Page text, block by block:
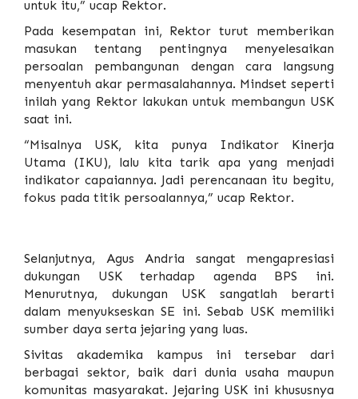
untuk itu,” ucap Rektor.
Pada kesempatan ini, Rektor turut memberikan
masukan tentang pentingnya menyelesaikan
persoalan pembangunan dengan cara langsung
menyentuh akar permasalahannya. Mindset seperti
inilah yang Rektor lakukan untuk membangun USK
saat ini.
“Misalnya USK, kita punya Indikator Kinerja
Utama (IKU), lalu kita tarik apa yang menjadi
indikator capaiannya. Jadi perencanaan itu begitu,
fokus pada titik persoalannya,” ucap Rektor.
Selanjutnya, Agus Andria sangat mengapresiasi
dukungan USK terhadap agenda BPS ini.
Menurutnya, dukungan USK sangatlah berarti
dalam menyukseskan SE ini. Sebab USK memiliki
sumber daya serta jejaring yang luas.
Sivitas akademika kampus ini tersebar dari
berbagai sektor, baik dari dunia usaha maupun
komunitas masyarakat. Jejaring USK ini khususnya